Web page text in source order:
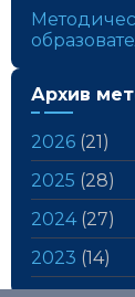
Архив
2026(21)
2025 (28)
2024(27)
2023 (14)